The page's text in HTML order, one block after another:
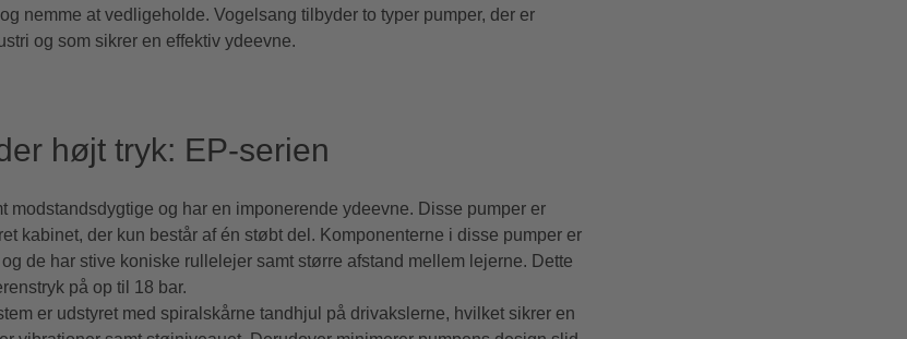
nemme at vedligeholde. Vogelsang tilbyder to typer pumper, der er
og som sikrer en effektiv ydeevne.
højt tryk: EP-serien
modstandsdygtige og har en imponerende ydeevne. Disse pumper er
kabinet, der kun består af én støbt del. Komponenterne i disse pumper er
de har stive koniske rullelejer samt større afstand mellem lejerne. Dette
på op til 18 bar.
er udstyret med spiralskårne tandhjul på drivakslerne, hvilket sikrer en